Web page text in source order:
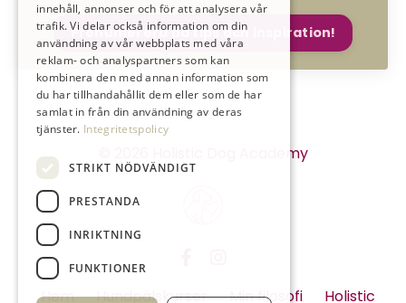
Prenumerera på tips och inspiration!
© 2026 Holistic Dog Academy
Hem Hundpälskurser Min filosofi Holistic
innehåll, annonser och för att analysera vår
trafik. Vi delar också information om din
användning av vår webbplats med våra
reklam- och analyspartners som kan
kombinera den med annan information som
du har tillhandahållit dem eller som de har
samlat in från din användning av deras
tjänster. Integritetspolicy
STRIKT NÖDVÄNDIGT
PRESTANDA
INRIKTNING
FUNKTIONER